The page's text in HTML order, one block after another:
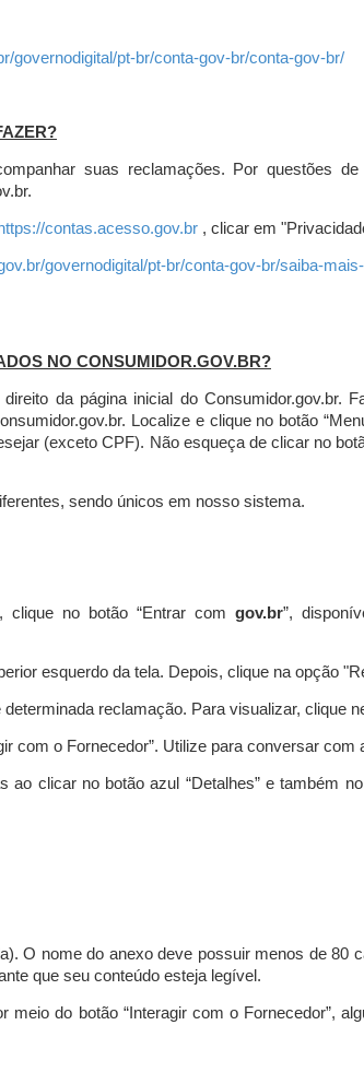
governodigital/pt-br/conta-gov-br/conta-gov-br/
suas reclamações. Por questões
https://contas.acesso.gov.br , clicar em
governodigital/pt-br/conta-gov-br/saiba-
NO CONSUMIDOR.GOV.BR?
direito da página inicial do Consumidor.gov.br.
Localize e clique no botão
(exceto CPF). Não esqueça de clicar no
sendo únicos em nosso sistema.
clique no botão “Entrar com gov.br”,
esquerdo da tela. Depois, clique na opção
reclamação. Para visualizar, clique
com o Fornecedor”. Utilize para conversar
clicar no botão azul “Detalhes” e também
O nome do anexo deve possuir menos de 80
que seu conteúdo esteja legível.
do botão “Interagir com o Fornecedor”,